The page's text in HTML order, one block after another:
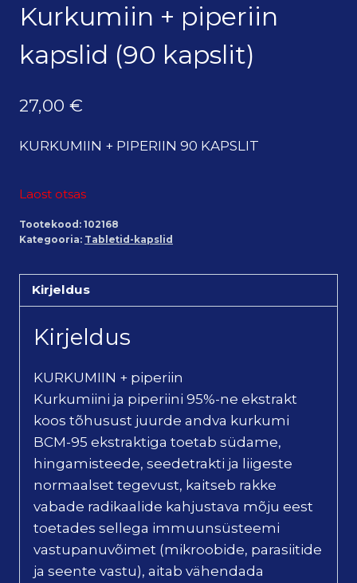
Kurkumiin + piperiin
kapslid (90 kapslit)
27,00 €
KURKUMIIN + PIPERIIN 90 KAPSLIT
Laost otsas
Tootekood: 102168
Kategooria: Tabletid-kapslid
Kirjeldus
Kirjeldus
KURKUMIIN + piperiin
Kurkumiini ja piperiini 95%-ne ekstrakt
koos tõhusust juurde andva kurkumi
BCM-95 ekstraktiga toetab südame,
hingamisteede, seedetrakti ja liigeste
normaalset tegevust, kaitseb rakke
vabade radikaalide kahjustava mõju eest
toetades sellega immuunsüsteemi
vastupanuvõimet (mikroobide, parasiitide
ja seente vastu), aitab vähendada